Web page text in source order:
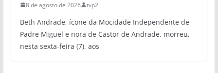
8 de agosto de 2026 tvp2
Beth Andrade, ícone da Mocidade Independente de
Padre Miguel e nora de Castor de Andrade, morreu,
nesta sexta-feira (7), aos